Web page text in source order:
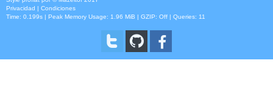
Privacidad | Condiciones
Time: 0.199s | Peak Memory Usage: 1.96 MiB | GZIP: Off | Queries: 11